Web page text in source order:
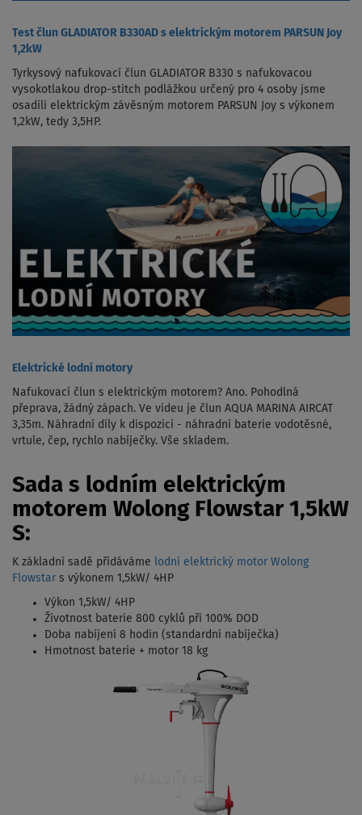
Test člun GLADIATOR B330AD s elektrickým motorem PARSUN Joy
1,2kW
Tyrkysový nafukovací člun GLADIATOR B330 s nafukovacou
vysokotlakou drop-stitch podlážkou určený pro 4 osoby jsme
osadili elektrickým závěsným motorem PARSUN Joy s výkonem
1,2kW, tedy 3,5HP.
Elektrické lodní motory
Nafukovací člun s elektrickým motorem? Ano. Pohodlná
přeprava, žádný zápach. Ve videu je člun AQUA MARINA AIRCAT
3,35m. Náhradní díly k dispozici - náhradní baterie vodotěsné,
vrtule, čep, rychlo nabíječky. Vše skladem.
Sada s lodním elektrickým
motorem Wolong Flowstar 1,5kW
S:
K základní sadě přidáváme
lodní elektrický motor Wolong
Flowstar s výkonem 1,5kW/ 4HP
Výkon 1,5kW/ 4HP
Životnost baterie 800 cyklů při 100% DOD
Doba nabíjení 8 hodin (standardní nabíječka)
Hmotnost baterie + motor 18 kg